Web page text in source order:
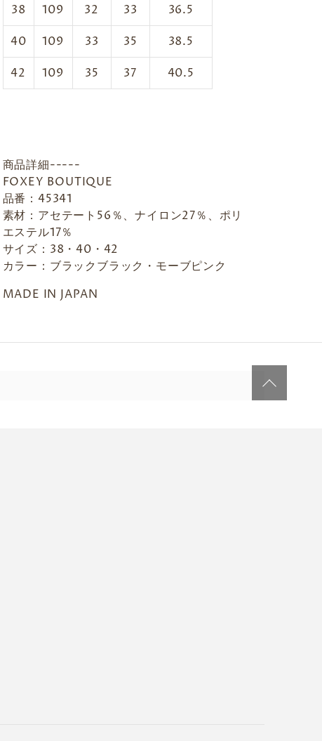
38 109 32 33 36.5
40 109 33 35 38.5
42 109 35 37 40.5
商品詳細-----
FOXEY BOUTIQUE
品番：45341
素材：アセテート56％、ナイロン27％、ポリ
エステル17％
サイズ：38・40・42
カラー：ブラックブラック・モーブピンク
MADE IN JAPAN